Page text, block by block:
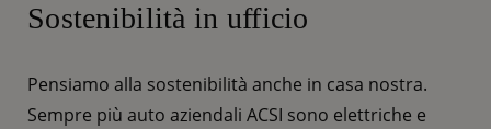
Sostenibilità in ufficio
Pensiamo alla sostenibilità anche in casa nostra.
Sempre più auto aziendali ACSI sono elettriche e